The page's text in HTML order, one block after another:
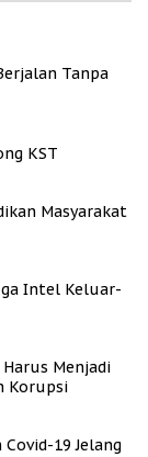
Tanpa
KST
Masyarakat
Intel Keluar-
Menjadi
Korupsi
19 Jelang